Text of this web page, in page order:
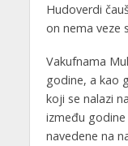
Hudoverdi
on nema veze
Vakufnama
godine, a kao
koji se nalazi
između
navedene na